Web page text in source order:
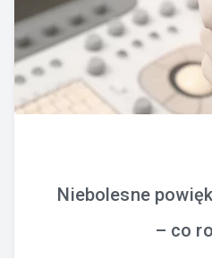
Niebolesne
– co